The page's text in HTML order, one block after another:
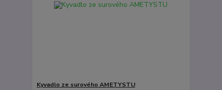
Kyvadlo ze surového AMETYSTU